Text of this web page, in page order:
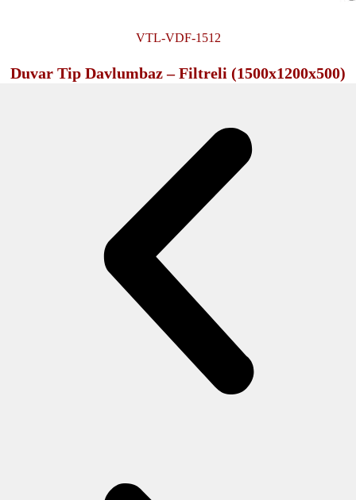
VTL-VDF-1512
Duvar Tip Davlumbaz – Filtreli (1500x1200x500)